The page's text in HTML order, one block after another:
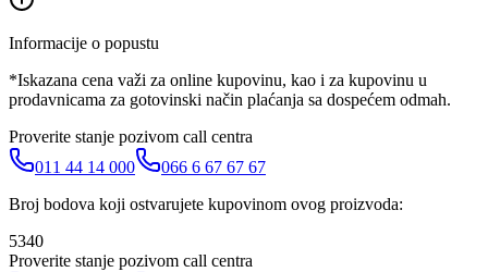
Informacije o popustu
*Iskazana cena važi za online kupovinu, kao i za kupovinu u
prodavnicama za gotovinski način plaćanja sa dospećem odmah.
Proverite stanje pozivom call centra
011 44 14 000
066 6 67 67 67
Broj bodova koji ostvarujete kupovinom ovog proizvoda:
5340
Proverite stanje pozivom call centra